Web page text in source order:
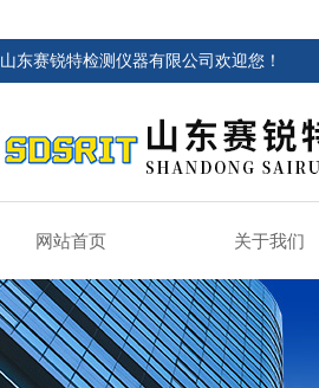
山东赛锐特检测仪器有限公司欢迎您！
网站首页 关于我们